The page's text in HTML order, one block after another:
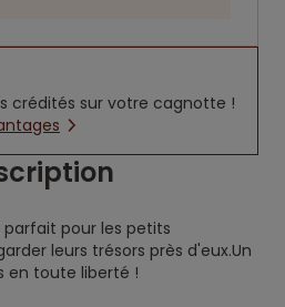
crédités sur votre cagnotte !
pour les petits
leurs trésors près d'eux.Un
en toute liberté !